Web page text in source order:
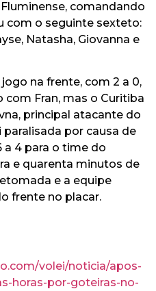
comandando
com o seguinte sexteto:
Natasha, Giovanna e
na frente, com 2 a 0,
Fran, mas o Curitiba
principal atacante do
por causa de
a 4 para o time do
e quarenta minutos de
e a equipe
frente no placar.
volei/noticia/apos-
horas-por-goteiras-no-